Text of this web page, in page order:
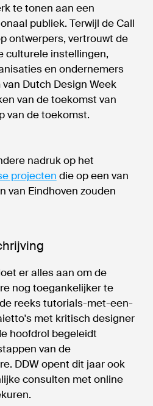
te tonen aan een
publiek. Terwijl de Call
ontwerpers, vertrouwt de
culturele instellingen,
en ondernemers
Dutch Design Week
van de toekomst van
van de toekomst.
nadruk op het
projecten die op een van
van Eindhoven zouden
er alles aan om de
nog toegankelijker te
reeks tutorials-met-een-
met kritisch designer
hoofdrol begeleidt
van de
DDW opent dit jaar ook
consulten met online